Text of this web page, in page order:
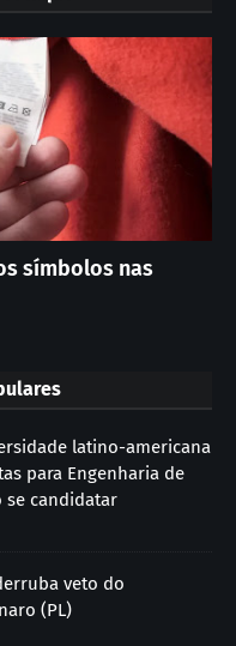
símbolos nas
latino-americana
para Engenharia de
se candidatar
veto do
(PL)